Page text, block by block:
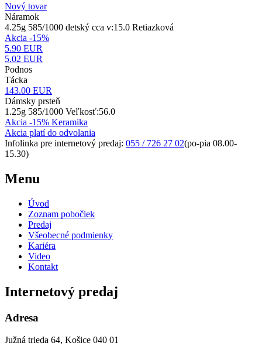
Nový tovar
Náramok
4.25g 585/1000 detský cca v:15.0 Retiazková
Akcia -15%
5.90 EUR
5.02 EUR
Podnos
Tácka
143.00 EUR
Dámsky prsteň
1.25g 585/1000 Veľkosť:56.0
Akcia -15% Keramika
Akcia platí do odvolania
Infolinka pre internetový predaj: 055 / 726 27 02(po-pia 08.00-
15.30)
Menu
Úvod
Zoznam pobočiek
Predaj
Všeobecné podmienky
Kariéra
Video
Kontakt
Internetový predaj
Adresa
Južná trieda 64, Košice 040 01